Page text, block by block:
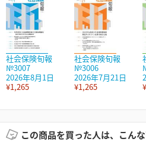
社会保険旬報
№3007
2026年8月1日
¥1,265
社会保険旬報
№3006
2026年7月21日
¥1,265
この商品を買った人は、こんな